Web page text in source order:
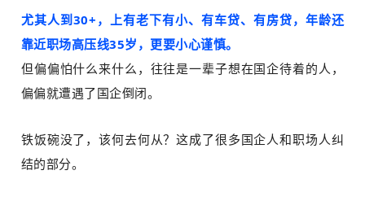
尤其人到30+，上有老下有小、有车贷、有房贷，年龄还
靠近职场高压线35岁，更要小心谨慎。
但偏偏怕什么来什么，往往是一辈子想在国企待着的人，
偏偏就遭遇了国企倒闭。
铁饭碗没了，该何去何从？这成了很多国企人和职场人纠
结的部分。